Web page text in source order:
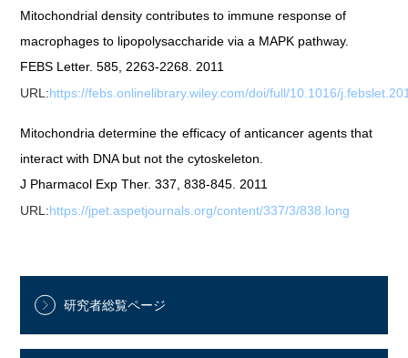
Mitochondrial density contributes to immune response of
macrophages to lipopolysaccharide via a MAPK pathway.
FEBS Letter. 585, 2263-2268. 2011
URL:https://febs.onlinelibrary.wiley.com/doi/full/10.1016/
Mitochondria determine the efficacy of anticancer agents that
interact with DNA but not the cytoskeleton.
J Pharmacol Exp Ther. 337, 838-845. 2011
URL:https://jpet.aspetjournals.org/content/337/3/838.long
研究者総覧ページ